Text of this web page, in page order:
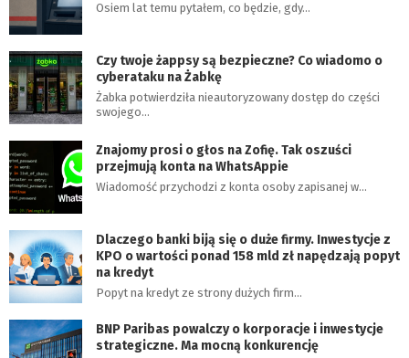
Osiem lat temu pytałem, co będzie, gdy…
Czy twoje żappsy są bezpieczne? Co wiadomo o
cyberataku na Żabkę
Żabka potwierdziła nieautoryzowany dostęp do części
swojego…
Znajomy prosi o głos na Zofię. Tak oszuści
przejmują konta na WhatsAppie
Wiadomość przychodzi z konta osoby zapisanej w…
Dlaczego banki biją się o duże firmy. Inwestycje z
KPO o wartości ponad 158 mld zł napędzają popyt
na kredyt
Popyt na kredyt ze strony dużych firm…
BNP Paribas powalczy o korporacje i inwestycje
strategiczne. Ma mocną konkurencję